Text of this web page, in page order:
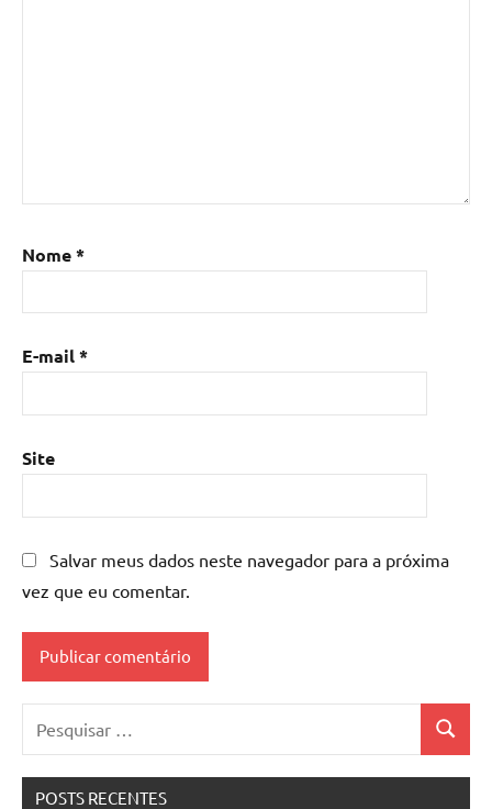
Nome*
E-mail*
Site
Salvar meus dados neste navegador para a próxima
vez que eu comentar.
POSTS RECENTES